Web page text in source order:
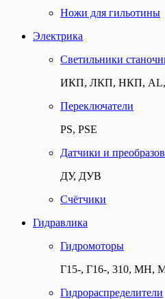
Ножи для гильотины
Электрика
Светильники
ИКП, ЛКП, НКП, AL,
Переключатели
PS, PSE
Датчики и
ДУ, ДУВ
Счётчики
Гидравлика
Гидромоторы
Г15-, Г16-, 310, МН,
Гидрораспределители